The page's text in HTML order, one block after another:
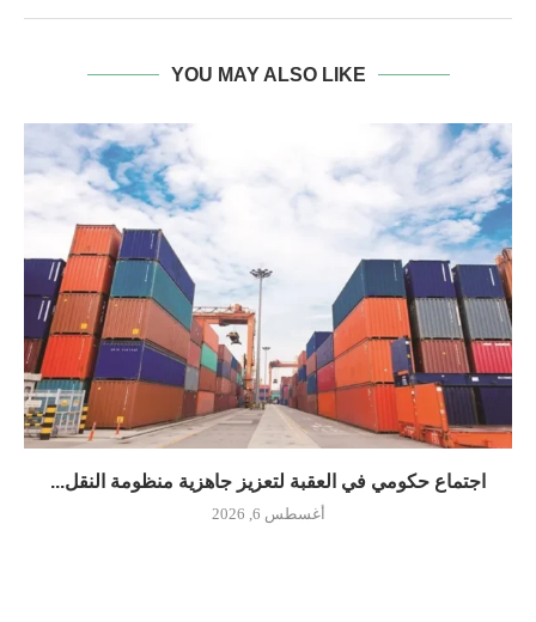
YOU MAY ALSO LIKE
اجتماع حكومي في العقبة لتعزيز جاهزية منظومة النقل...
أغسطس 6, 2026